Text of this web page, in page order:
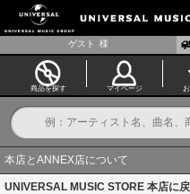
ゲスト 様
商品を探す マイページ
本店とANNEX店について
UNIVERSAL MUSIC STORE 本店に